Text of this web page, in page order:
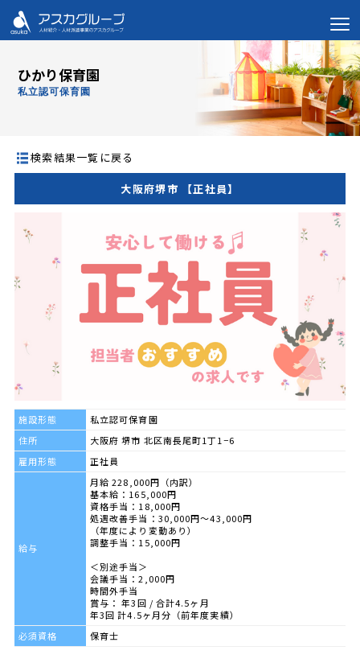
ひかり保育園
私立認可保育園
検索結果一覧に戻る
大阪府堺市 【正社員】
施設形態
私立認可保育園
住所
大阪府 堺市 北区南長尾町1丁1−6
雇用形態
正社員
給与
月給 228,000円（内訳）
基本給：165,000円
資格手当：18,000円
処遇改善手当：30,000円〜43,000円
（年度により変動あり）
調整手当：15,000円
＜別途手当＞
会議手当：2,000円
時間外手当
賞与： 年3回 / 合計4.5ヶ月
年3回 計4.5ヶ月分（前年度実績）
必須資格
保育士